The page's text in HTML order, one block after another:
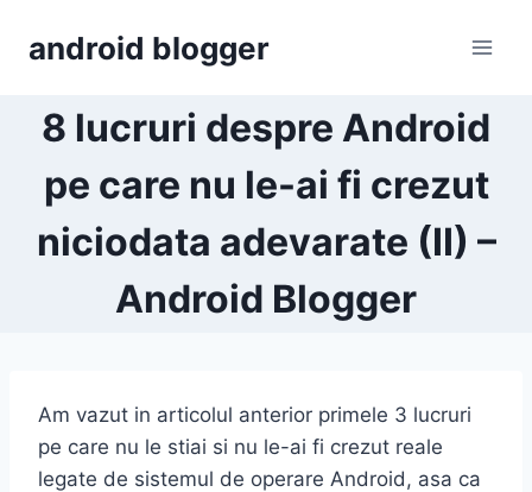
android blogger
8 lucruri despre Android
pe care nu le-ai fi crezut
niciodata adevarate (II) –
Android Blogger
Am vazut in articolul anterior primele 3 lucruri
pe care nu le stiai si nu le-ai fi crezut reale
legate de sistemul de operare Android, asa ca